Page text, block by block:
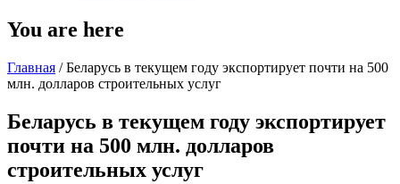
You are here
Главная / Беларусь в текущем году экспортирует почти на 500
млн. долларов строительных услуг
Беларусь в текущем году экспортирует
почти на 500 млн. долларов
строительных услуг